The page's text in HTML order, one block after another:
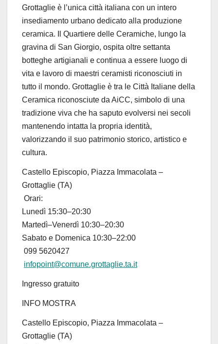
Grottaglie è l’unica città italiana con un intero
insediamento urbano dedicato alla produzione
ceramica. Il Quartiere delle Ceramiche, lungo la
gravina di San Giorgio, ospita oltre settanta
botteghe artigianali e continua a essere luogo di
vita e lavoro di maestri ceramisti riconosciuti in
tutto il mondo. Grottaglie è tra le Città Italiane della
Ceramica riconosciute daAiCC, simbolo di una
tradizione viva che ha saputo evolversi nei secoli
mantenendo intatta la propria identità,
valorizzando il suo patrimonio storico, artistico e
cultura.
Castello Episcopio, Piazza Immacolata –
Grottaglie (TA)
Orari:
Lunedì 15:30–20:30
Martedì–Venerdì 10:30–20:30
Sabato e Domenica 10:30–22:00
099 5620427
infopoint@comune.grottaglie.ta.it
Ingresso gratuito
INFO MOSTRA
Castello Episcopio, Piazza Immacolata –
Grottaglie (TA)